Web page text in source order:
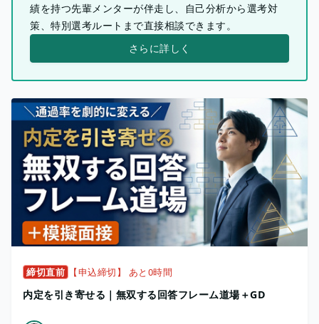
績を持つ先輩メンターが伴走し、自己分析から選考対
策、特別選考ルートまで直接相談できます。
さらに詳しく
締切直前 【申込締切】 あと0時間
内定を引き寄せる｜無双する回答フレーム道場＋GD